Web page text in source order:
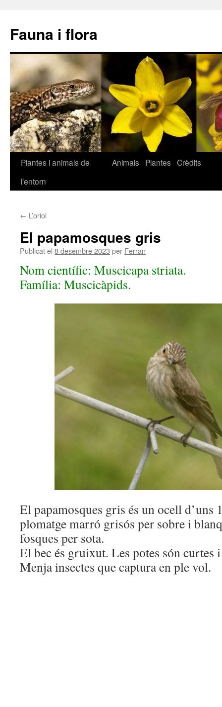
Fauna i flora
Vés
Plantes i animals de
l’entorn
Animals Plantes Crèdits
← L’oriol
El papamosques gris
Publicat el 8 desembre 2023 per Ferran
Nom científic: Muscicapa striata.
Família: Muscicàpids.
El papamosques gris és un ocell d’uns
plomatge marró grisós per sobre i
fosques per sota.
El bec és gruixut. Les potes són curtes
Menja insectes que captura en ple vol.